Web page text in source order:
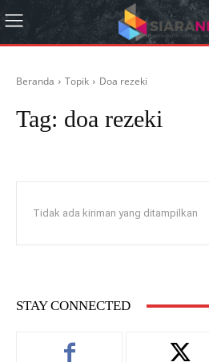
Beranda Topik Doa rezeki
Tag: doa rezeki
Tidak ada kiriman yang ditampilkan
STAY CONNECTED